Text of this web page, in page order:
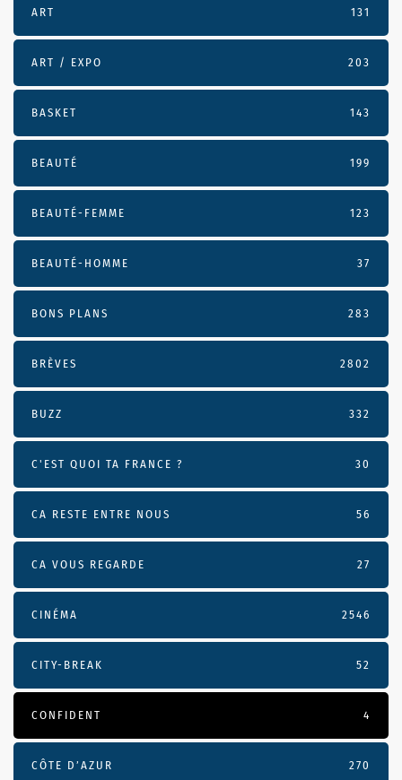
ART 131
ART / EXPO 203
BASKET 143
BEAUTÉ 199
BEAUTÉ-FEMME 123
BEAUTÉ-HOMME 37
BONS PLANS 283
BRÈVES 2802
BUZZ 332
C'EST QUOI TA FRANCE ? 30
CA RESTE ENTRE NOUS 56
CA VOUS REGARDE 27
CINÉMA 2546
CITY-BREAK 52
CONFIDENT 4
CÔTE D’AZUR 270